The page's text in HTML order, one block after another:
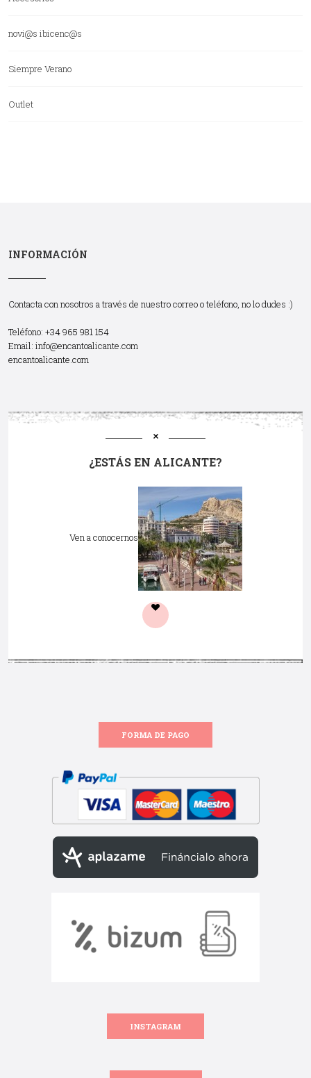
novi@s ibicenc@s
Siempre Verano
Outlet
INFORMACIÓN
Contacta con nosotros a través de nuestro correo o teléfono, no lo dudes :)
Teléfono: +34 965 981 154
Email: info@encantoalicante.com
encantoalicante.com
¿ESTÁS EN ALICANTE?
Ven a conocernos
FORMA DE PAGO
INSTAGRAM